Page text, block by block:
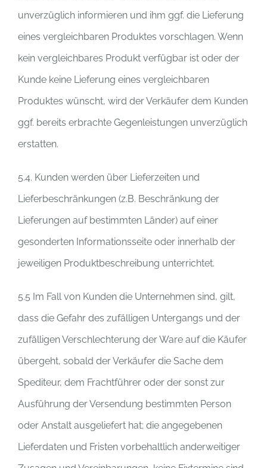
unverzüglich informieren und ihm ggf. die Lieferung
eines vergleichbaren Produktes vorschlagen. Wenn
kein vergleichbares Produkt verfügbar ist oder der
Kunde keine Lieferung eines vergleichbaren
Produktes wünscht, wird der Verkäufer dem Kunden
ggf. bereits erbrachte Gegenleistungen unverzüglich
erstatten.
5.4. Kunden werden über Lieferzeiten und
Lieferbeschränkungen (z.B. Beschränkung der
Lieferungen auf bestimmten Länder) auf einer
gesonderten Informationsseite oder innerhalb der
jeweiligen Produktbeschreibung unterrichtet.
5.5 Im Fall von Kunden die Unternehmen sind, gilt,
dass die Gefahr des zufälligen Untergangs und der
zufälligen Verschlechterung der Ware auf die Käufer
übergeht, sobald der Verkäufer die Sache dem
Spediteur, dem Frachtführer oder der sonst zur
Ausführung der Versendung bestimmten Person
oder Anstalt ausgeliefert hat; die angegebenen
Lieferdaten und Fristen vorbehaltlich anderweitiger